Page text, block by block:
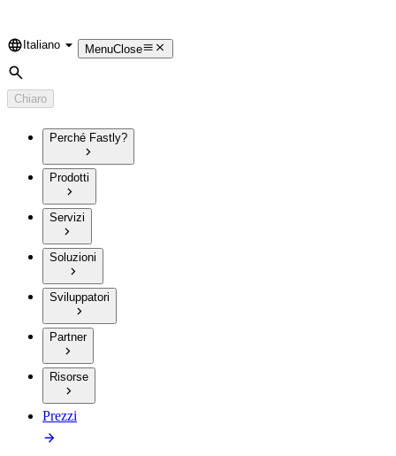
Language
Italiano MenuClose
Cerca
Chiaro
Perché Fastly?
Prodotti
Servizi
Soluzioni
Sviluppatori
Partner
Risorse
Prezzi